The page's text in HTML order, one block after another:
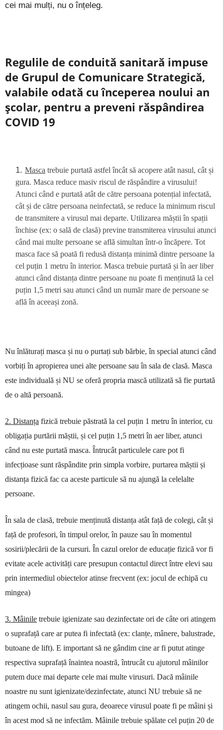
cei mai mulți, nu o înțeleg.
Regulile de conduită sanitară impuse
de Grupul de Comunicare Strategică,
valabile odată cu începerea noului an
școlar, pentru a preveni răspândirea
COVID 19
Masca trebuie purtată astfel încât să acopere atât nasul, cât și
gura. Masca reduce masiv riscul de răspândire a virusului!
Atunci când e purtată atât de către persoana potențial infectată,
cât și de către persoana neinfectată, se reduce la minimum riscul
de transmitere a virusul mai departe. Utilizarea măștii în spații
închise (ex: o sală de clasă) previne transmiterea virusului atunci
când mai multe persoane se află simultan într-o încăpere. Tot
masca face să poată fi redusă distanța minimă dintre persoane la
cel puțin 1 metru în interior. Masca trebuie purtată și în aer liber
atunci când distanța dintre persoane nu poate fi menținută la cel
puțin 1,5 metri sau atunci când un număr mare de persoane se
află în aceeași zonă.
Nu înlăturați masca și nu o purtați sub bărbie, în special atunci când
vorbiți în apropierea unei alte persoane sau în sala de clasă. Masca
este individuală și NU se oferă propria mască utilizată să fie purtată
de o altă persoană.
2. Distanța fizică trebuie păstrată la cel puțin 1 metru în interior, cu
obligația purtării măștii, și cel puțin 1,5 metri în aer liber, atunci
când nu este purtată masca. Întrucât particulele care pot fi
infecțioase sunt răspândite prin simpla vorbire, purtarea măștii și
distanța fizică fac ca aceste particule să nu ajungă la celelalte
persoane.
În sala de clasă, trebuie menținută distanța atât față de colegi, cât și
față de profesori, în timpul orelor, în pauze sau în momentul
sosirii/plecării de la cursuri. În cazul orelor de educație fizică vor fi
evitate acele activități care presupun contactul direct între elevi sau
prin intermediul obiectelor atinse frecvent (ex: jocul de echipă cu
mingea)
3. Mâinile trebuie igienizate sau dezinfectate ori de câte ori atingem
o suprafață care ar putea fi infectată (ex: clanțe, mânere, balustrade,
butoane de lift). E important să ne gândim cine ar fi putut atinge
respectiva suprafață înaintea noastră, întrucât cu ajutorul mâinilor
putem duce mai departe cele mai multe virusuri. Dacă mâinile
noastre nu sunt igienizate/dezinfectate, atunci NU trebuie să ne
atingem ochii, nasul sau gura, deoarece virusul poate fi pe mâini și
în acest mod să ne infectăm. Mâinile trebuie spălate cel puțin 20 de